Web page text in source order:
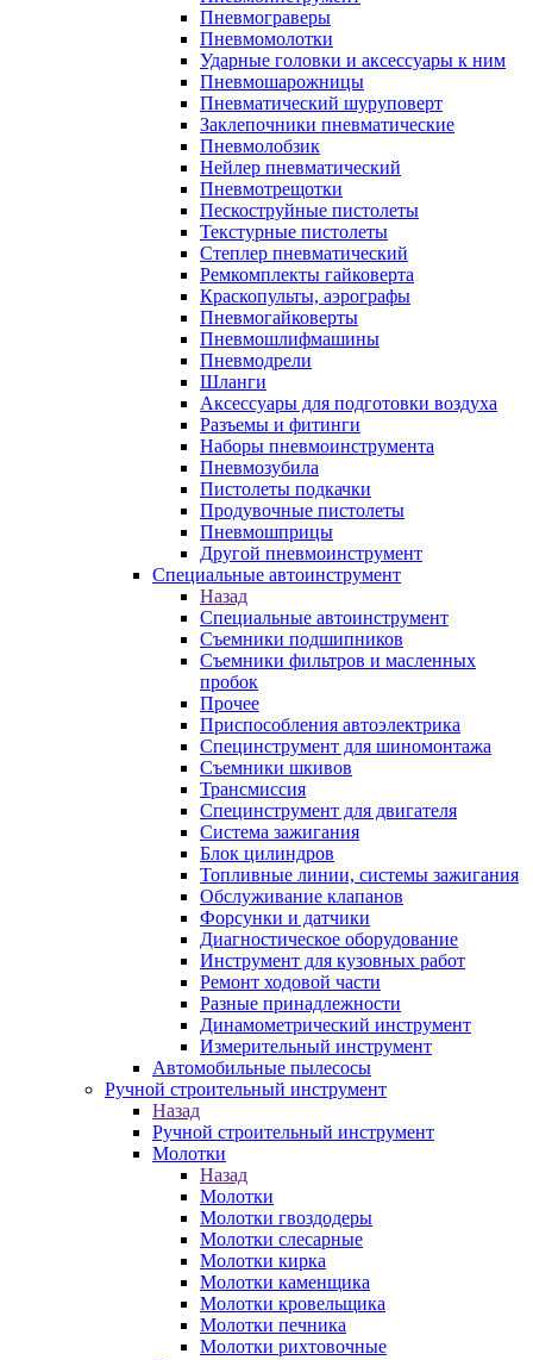
Пневмограверы
Пневмомолотки
Ударные головки и аксессуары к ним
Пневмошарожницы
Пневматический шуруповерт
Заклепочники пневматические
Пневмолобзик
Нейлер пневматический
Пневмотрещотки
Пескоструйные пистолеты
Текстурные пистолеты
Степлер пневматический
Ремкомплекты гайковерта
Краскопульты, аэрографы
Пневмогайковерты
Пневмошлифмашины
Пневмодрели
Шланги
Аксессуары для подготовки воздуха
Разъемы и фитинги
Наборы пневмоинструмента
Пневмозубила
Пистолеты подкачки
Продувочные пистолеты
Пневмошприцы
Другой пневмоинструмент
Специальные автоинструмент
Назад
Специальные автоинструмент
Съемники подшипников
Съемники фильтров и масленных
пробок
Прочее
Приспособления автоэлектрика
Специнструмент для шиномонтажа
Съемники шкивов
Трансмиссия
Специнструмент для двигателя
Система зажигания
Блок цилиндров
Топливные линии, системы зажигания
Обслуживание клапанов
Форсунки и датчики
Диагностическое оборудование
Инструмент для кузовных работ
Ремонт ходовой части
Разные принадлежности
Динамометрический инструмент
Измерительный инструмент
Автомобильные пылесосы
Ручной строительный инструмент
Назад
Ручной строительный инструмент
Молотки
Назад
Молотки
Молотки гвоздодеры
Молотки слесарные
Молотки кирка
Молотки каменщика
Молотки кровельщика
Молотки печника
Молотки рихтовочные